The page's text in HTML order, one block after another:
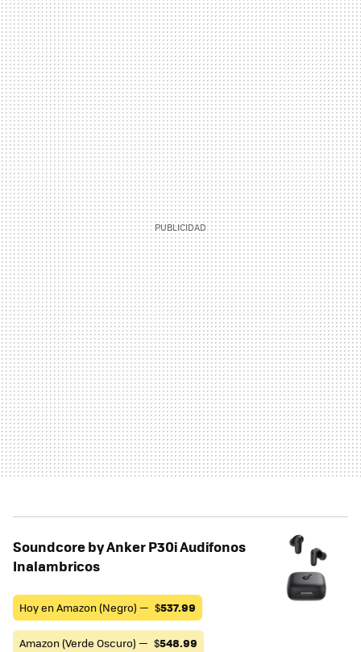
Soundcore by Anker P30i Audifonos
Inalambricos
Hoy en Amazon (Negro) — $537.99
Amazon (Verde Oscuro) — $548.99